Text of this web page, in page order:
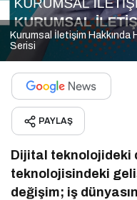
Kurumsal İletişim
Serisi
PAYLAŞ
Dijital teknolojideki
teknolojisindeki
değişim; iş